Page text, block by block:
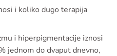
i koliko dugo terapija
i hiperpigmentacije iznosi
jednom do dvaput dnevno,